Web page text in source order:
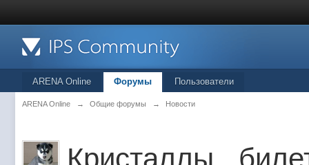
ARENA Online Форумы Пользователи
ARENA Online → Общие форумы → Новости
Кристаллы ,